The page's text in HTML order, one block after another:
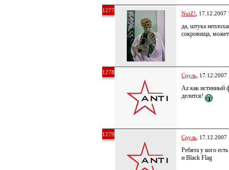
1277 NutZ! , 17.12.2007
да, штука
сокровища, может
1278 Сруль ,
Az как истинный
делится!
1279 Сруль ,
Ребята у кого
и Black Flag